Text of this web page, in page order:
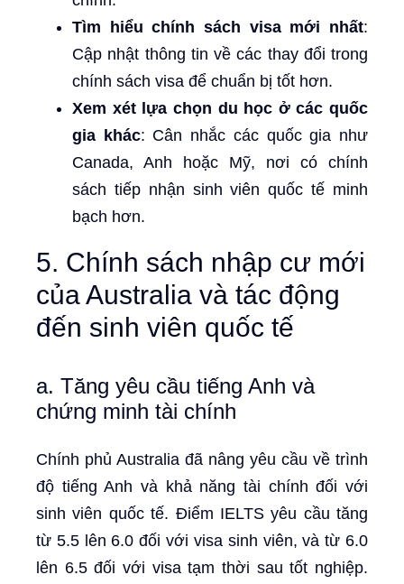
Tìm hiểu chính sách visa mới nhất:
Cập nhật thông tin về các thay đổi trong
chính sách visa để chuẩn bị tốt hơn.
Xem xét lựa chọn du học ở các quốc
gia khác: Cân nhắc các quốc gia như
Canada, Anh hoặc Mỹ, nơi có chính
sách tiếp nhận sinh viên quốc tế minh
bạch hơn.
5. Chính sách nhập cư mới
của Australia và tác động
đến sinh viên quốc tế
a. Tăng yêu cầu tiếng Anh và
chứng minh tài chính
Chính phủ Australia đã nâng yêu cầu về trình
độ tiếng Anh và khả năng tài chính đối với
sinh viên quốc tế. Điểm IELTS yêu cầu tăng
từ 5.5 lên 6.0 đối với visa sinh viên, và từ 6.0
lên 6.5 đối với visa tạm thời sau tốt nghiệp.